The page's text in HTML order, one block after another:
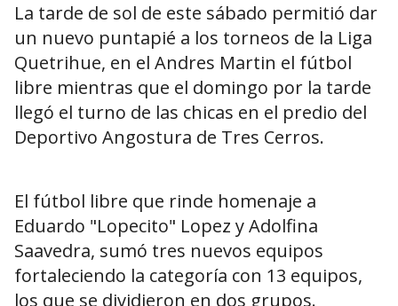
La tarde de sol de este sábado permitió dar
un nuevo puntapié a los torneos de la Liga
Quetrihue, en el Andres Martin el fútbol
libre mientras que el domingo por la tarde
llegó el turno de las chicas en el predio del
Deportivo Angostura de Tres Cerros.
El fútbol libre que rinde homenaje a
Eduardo "Lopecito" Lopez y Adolfina
Saavedra, sumó tres nuevos equipos
fortaleciendo la categoría con 13 equipos,
los que se dividieron en dos grupos.